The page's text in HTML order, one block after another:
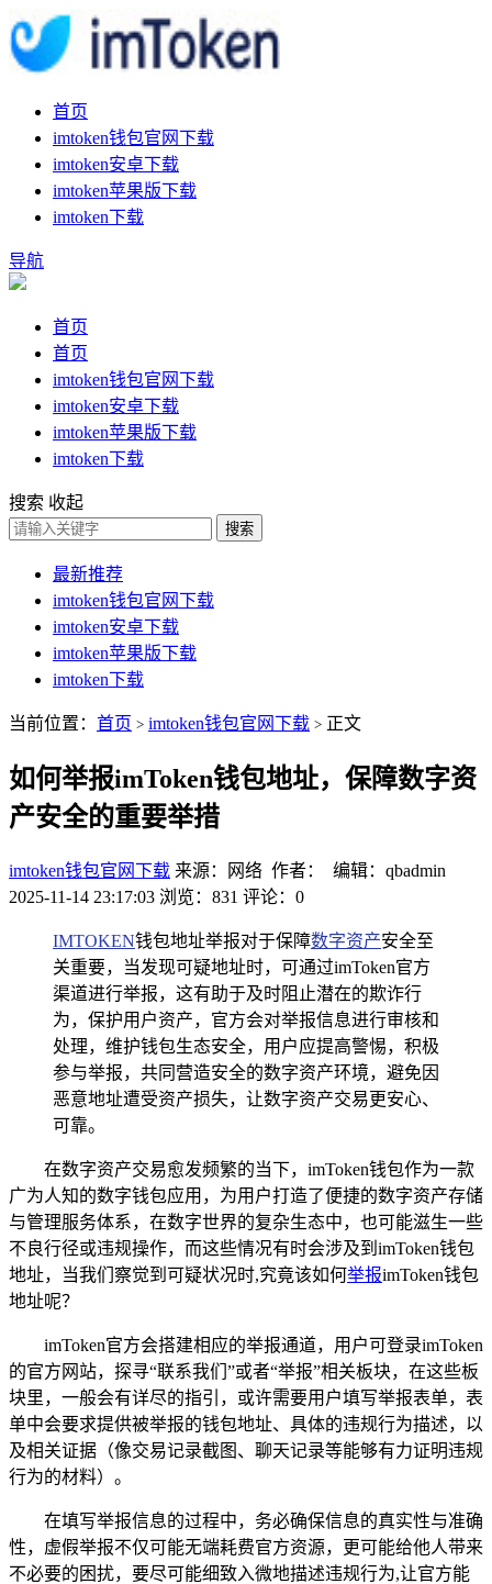
首页
imtoken钱包官网下载
imtoken安卓下载
imtoken苹果版下载
imtoken下载
导航
首页
首页
imtoken钱包官网下载
imtoken安卓下载
imtoken苹果版下载
imtoken下载
搜索 收起
搜索
最新推荐
imtoken钱包官网下载
imtoken安卓下载
imtoken苹果版下载
imtoken下载
当前位置： 首页 > imtoken钱包官网下载 > 正文
如何举报imToken钱包地址，保障数字资
产安全的重要举措
imtoken钱包官网下载 来源：网络 作者： 编辑：qbadmin
2025-11-14 23:17:03 浏览：831 评论：0
IMTOKEN钱包地址举报对于保障数字资产安全至
关重要，当发现可疑地址时，可通过imToken官方
渠道进行举报，这有助于及时阻止潜在的欺诈行
为，保护用户资产，官方会对举报信息进行审核和
处理，维护钱包生态安全，用户应提高警惕，积极
参与举报，共同营造安全的数字资产环境，避免因
恶意地址遭受资产损失，让数字资产交易更安心、
可靠。
在数字资产交易愈发频繁的当下，imToken钱包作为一款
广为人知的数字钱包应用，为用户打造了便捷的数字资产存储
与管理服务体系，在数字世界的复杂生态中，也可能滋生一些
不良行径或违规操作，而这些情况有时会涉及到imToken钱包
地址，当我们察觉到可疑状况时,究竟该如何举报imToken钱包
地址呢？
imToken官方会搭建相应的举报通道，用户可登录imToken
的官方网站，探寻“联系我们”或者“举报”相关板块，在这些板
块里，一般会有详尽的指引，或许需要用户填写举报表单，表
单中会要求提供被举报的钱包地址、具体的违规行为描述，以
及相关证据（像交易记录截图、聊天记录等能够有力证明违规
行为的材料）。
在填写举报信息的过程中，务必确保信息的真实性与准确
性，虚假举报不仅可能无端耗费官方资源，更可能给他人带来
不必要的困扰，要尽可能细致入微地描述违规行为,让官方能